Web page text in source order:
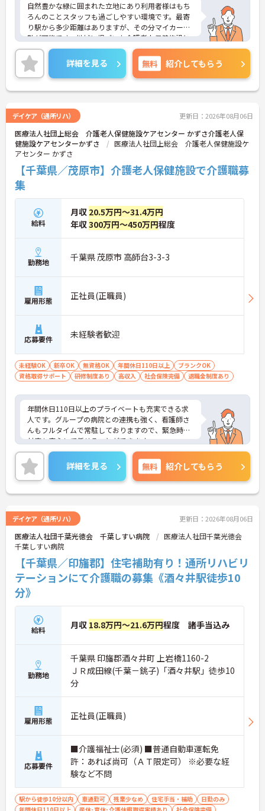
自然豊かな緑に囲まれた立地にあり利用者様はもち
ろんのことスタッフも過ごしやすい環境です。最寄
り駅から多少距離はありますが、その分マイカー通
勤が可能です。地域に根づいた介護老人保健施設と
して地域に貢献しております。ご興味のある方はお
気軽にお問い合わせ下さいませ。
詳細を見る 無料 紹介してもらう
デイケア（通所リハ） 更新日：2026年08月06日
医療法人社団上総会 介護老人保健施設ケアセンター かずさ介護老人保
健施設ケアセンターかずさ
医療法人社団上総会 介護老人保健施設ケ
アセンター かずさ
【千葉県／茂原市】介護老人保健施設で介護職募
集
給料
月収 20.5万円～31.4万円
年収300万円～450万円程度
勤務地 千葉県 茂原市 高師台3-3-3
雇用形態 正社員(正職員)
応募要件 未経験者歓迎
未経験OK 新卒OK 無資格OK 年間休日110日以上
ブランクOK
資格取得サポート
研修制度あり 高収入 社会保険完備 退職金制度あり
年間休日110日以上のプライベートも充実できる求
人です。グループの病院との連携も強く、看護師さ
んもフルタイムで常駐しておりますので、緊急時の
対応も安心して任せることができます。
福利厚生も充実しており、長く安心して働ける制度
が整っています。
育児休業の取得実績があるのでライフステージにも
対応可能です。
仕事と家庭の両立がしやすい当施設で、ぜひあなた
施設です。
詳細を見る 無料 紹介してもらう
デイケア（通所リハ） 更新日：2026年08月06日
医療法人社団千葉光徳会 千葉しすい病院
医療法人社団千葉光徳会
千葉しすい病院
【千葉県／印旛郡】住宅補助有り！通所リハビリ
テーションにて介護職の募集《酒々井駅徒歩10
分》
給料 月収 18.8万円～21.6万円程度 諸手当込み
勤務地
千葉県 印旛郡酒々井町 上岩橋1160-2
ＪＲ成田線(千葉－銚子)「酒々井駅」徒歩10
分
雇用形態 正社員(正職員)
応募要件
■介護福祉士(必須) ■普通自動車運転免
許：あれば尚可（ＡＴ限定可） ※必要な経
験など不問
駅から徒歩10分以内 車通勤可 残業少なめ 住宅手当・補助
日勤のみ